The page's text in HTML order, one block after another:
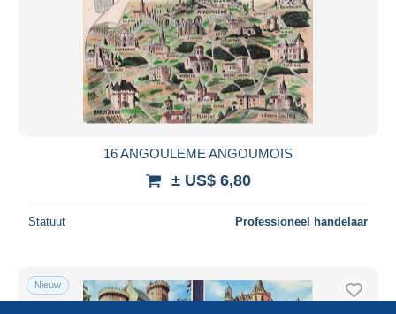
16 ANGOULEME ANGOUMOIS
± US$ 6,80
Statuut Professioneel handelaar
Nieuw